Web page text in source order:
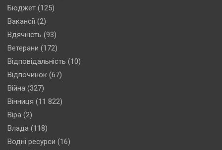
Бюджет (125)
Вакансії (2)
Вдячність (93)
Ветерани (172)
Відповідальність (10)
Відпочинок (67)
Війна (327)
Вінниця (11 822)
Віра (2)
Влада (118)
Водні ресурси (16)